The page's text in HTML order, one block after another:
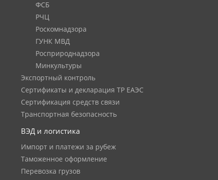
ФСБ
РЧЦ
Роскомнадзора
ГУНК МВД
Росприроднадзора
Минкультуры
Экспортный контроль
Сертификаты и декларация ТР ЕАЭС
Сертификация средств связи
Транспортная безопасность
ВЭД и логистика
Импорт и платежи за рубеж
Таможенное оформление
Перевозка грузов